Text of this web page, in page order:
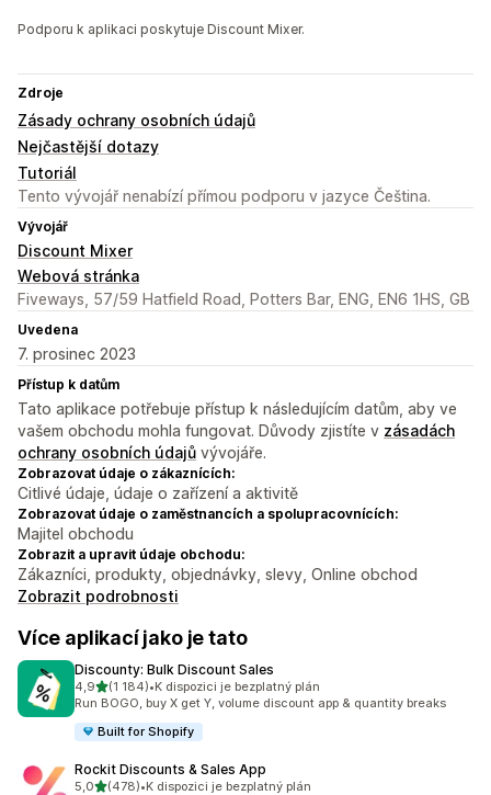
Podporu k aplikaci poskytuje Discount Mixer.
Zdroje
Zásady ochrany osobních údajů
Nejčastější dotazy
Tutoriál
Tento vývojář nenabízí přímou podporu v jazyce Čeština.
Vývojář
Discount Mixer
Webová stránka
Fiveways, 57/59 Hatfield Road, Potters Bar, ENG, EN6 1HS, GB
Uvedena
7. prosinec 2023
Přístup k datům
Tato aplikace potřebuje přístup k následujícím datům, aby ve
vašem obchodu mohla fungovat. Důvody zjistíte v zásadách
ochrany osobních údajů vývojáře.
Zobrazovat údaje o zákaznících:
Citlivé údaje, údaje o zařízení a aktivitě
Zobrazovat údaje o zaměstnancích a spolupracovnících:
Majitel obchodu
Zobrazit a upravit údaje obchodu:
Zákazníci, produkty, objednávky, slevy, Online obchod
Zobrazit podrobnosti
Více aplikací jako je tato
Discounty: Bulk Discount Sales
4,9z 5 hvězd
(1 184)
Celkový počet recenzí: 1184
•K dispozici je bezplatný plán
Run BOGO, buy X get Y, volume discount app & quantity breaks
Built for Shopify
Rockit Discounts & Sales App
5,0z 5 hvězd
(478)•K dispozici je bezplatný plán